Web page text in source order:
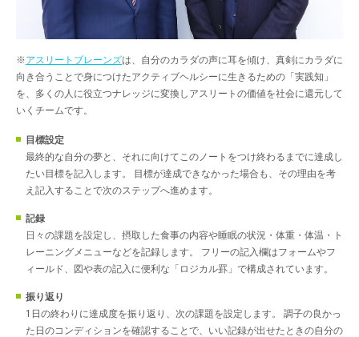
※アスリートブレーンズは、自分のカラダの声に耳を傾け、真剣にカラダに
向き合うことで身につけたアクティブヘルシーに生きるための「実践知」
を、多くの人に役立つナレッジに変換しアスリートの価値を社会に還元して
いくチームです。
目標設定
最終的な自分の夢と、それに向けてこのノートをつけ終わるまでに達成し
たい目標を記入します。 目標が達成できなかった場合も、その理由を考
え記入することで次のステップへ進めます。
記録
日々の課題を設定し、摂取した食事の内容や睡眠の状況・体重・体温・ト
レーニングメニューなどを記録します。 フリーの記入欄はフォームやフ
ィールド、図や表の記入に便利な「ロジカル罫」で構成されています。
振り返り
1日の終わりに達成度を振り返り、次の課題を設定します。 調子の良かっ
た日のコンディションを確認することで、いい記録が出せたときの自分の